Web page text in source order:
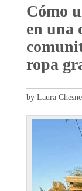
Cómo
en una
ropa
by Laura
P